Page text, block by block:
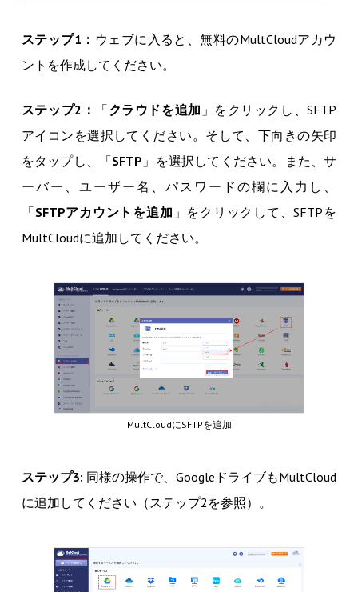
ステップ1： ウェブに入ると、無料のMultCloudアカウ
ントを作成してください。
ステップ2： 「クラウドを追加 」をクリックし、SFTP
アイコンを選択してください。そして、下向きの矢印
をタップし、「SFTP 」を選択してください。また、サ
ーバー、ユーザー名、パスワードの欄に入力し、
「SFTPアカウントを追加 」をクリックして、SFTPを
MultCloudに追加してください。
MultCloudにSFTPを追加
ステップ3: 同様の操作で、GoogleドライブもMultCloud
に追加してください（ステップ2を参照）。